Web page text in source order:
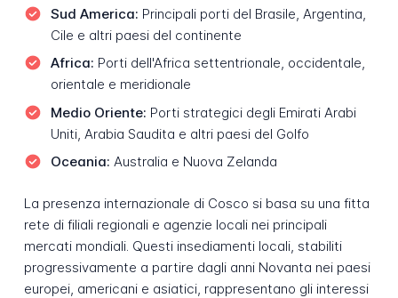
Sud America: Principali porti del Brasile, Argentina,
Cile e altri paesi del continente
Africa: Porti dell'Africa settentrionale, occidentale,
orientale e meridionale
Medio Oriente: Porti strategici degli Emirati Arabi
Uniti, Arabia Saudita e altri paesi del Golfo
Oceania: Australia e Nuova Zelanda
La presenza internazionale di Cosco si basa su una fitta
rete di filiali regionali e agenzie locali nei principali
mercati mondiali. Questi insediamenti locali, stabiliti
progressivamente a partire dagli anni Novanta nei paesi
europei, americani e asiatici, rappresentano gli interessi